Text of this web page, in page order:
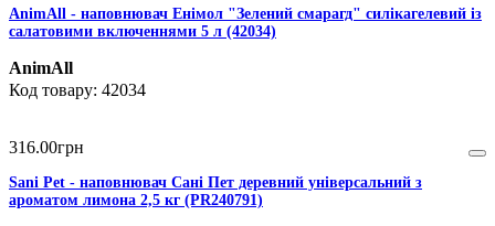
AnimAll - наповнювач Енімол "Зелений смарагд" силікагелевий із
салатовими включеннями 5 л (42034)
AnimAll
42034
316.00грн
Sani Pet - наповнювач Сані Пет деревний універсальний з
ароматом лимона 2,5 кг (PR240791)